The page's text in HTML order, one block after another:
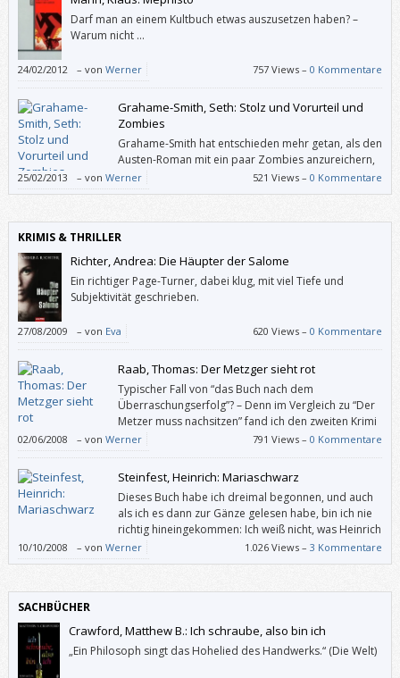
Darf man an einem Kultbuch etwas auszusetzen haben? –
Warum nicht …
24/02/2012 – von Werner 757 Views –0 Kommentare
Grahame-Smith, Seth: Stolz und Vorurteil und
Zombies
Grahame-Smith hat entschieden mehr getan, als den
Austen-Roman mit ein paar Zombies anzureichern,
er hat „Stolz und Vorurteil“ vielmehr – wenn man das
in diesem Zusammenhang so sagen kann – feinfühlig und mit großem
25/02/2013 – von Werner 521 Views –0 Kommentare
KRIMIS & THRILLER
Richter, Andrea: Die Häupter der Salome
Ein richtiger Page-Turner, dabei klug, mit viel Tiefe und
Subjektivität geschrieben.
27/08/2009 – von Eva 620 Views –0 Kommentare
Raab, Thomas: Der Metzger sieht rot
Typischer Fall von “das Buch nach dem
Überraschungserfolg”? – Denn im Vergleich zu “Der
Metzer muss nachsitzen” fand ich den zweiten Krimi
mit dem dicklichen, dem Alkohol nicht abgeneigten
Restaurator Metzger etwas mühsam zu lesen.
02/06/2008 – von Werner 791 Views –0 Kommentare
Steinfest, Heinrich: Mariaschwarz
Dieses Buch habe ich dreimal begonnen, und auch
als ich es dann zur Gänze gelesen habe, bin ich nie
richtig hineingekommen: Ich weiß nicht, was Heinrich
Steinfest damit wollte.
10/10/2008 – von Werner 1.026 Views –3 Kommentare
SACHBÜCHER
Crawford, Matthew B.: Ich schraube, also bin ich
„Ein Philosoph singt das Hohelied des Handwerks.“ (Die Welt)